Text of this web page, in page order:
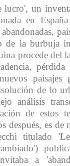
lucro', un
en
de la burbuja
procede del
paisajes
de lo
análisis
de estos
después, es
titulado
a